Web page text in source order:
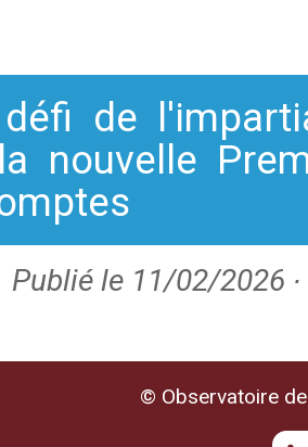
de
nouvelle
Publié le 11/02/2026
© Observatoire